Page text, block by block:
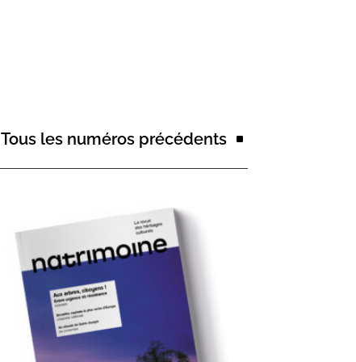
Tous les numéros précédents